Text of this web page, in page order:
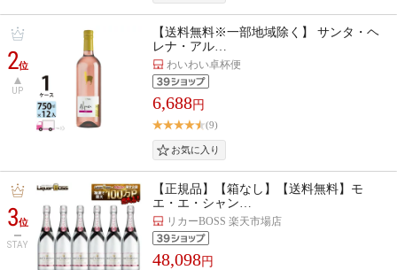
2位
UP
【送料無料※一部地域除く】 サンタ・ヘ
レナ・アル…
わいわい卓杯便
6,688円
(9)
3位
STAY
【正規品】【箱なし】【送料無料】モ
エ・エ・シャン…
リカーBOSS 楽天市場店
48,098円